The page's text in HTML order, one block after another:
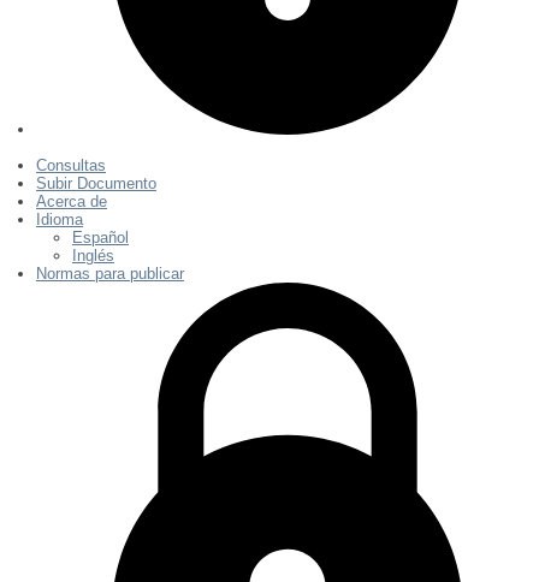
Consultas
Subir Documento
Acerca de
Idioma
Español
Inglés
Normas para publicar